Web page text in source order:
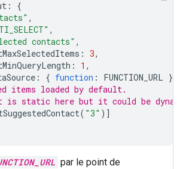
:
{
,
,
contacts" ,
: 3,
: 1 ,
: { function : FUNCTION_URL },
items loaded by default.
static here but it could be
( "3" )]
par le point de